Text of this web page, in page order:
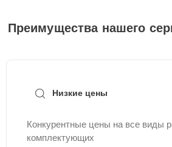
Преимущества нашего
Низкие цены
Конкурентные цены на все виды
комплектующих